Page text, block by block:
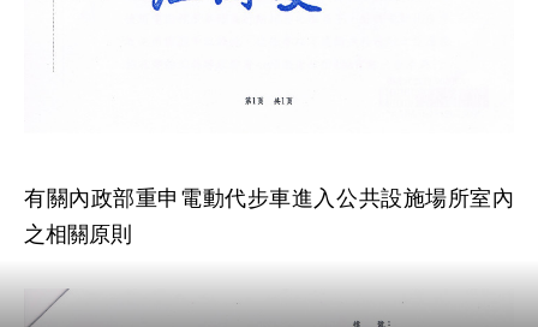
有關內政部重申電動代步車進入公共設施場所室內
之相關原則